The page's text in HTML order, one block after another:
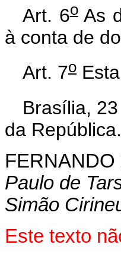
Art. 6oAs
à conta de
Art. 7o
Brasília,
da República.
Paulo de
Simão
Este texto